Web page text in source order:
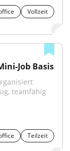
Vollzeit
Job Basis
teamfähig
Teilzeit